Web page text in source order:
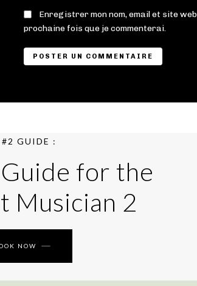
Enregistrer mon nom, email et site
prochaine fois que je commenterai.
GUIDE :
for the
Musician 2
NOW